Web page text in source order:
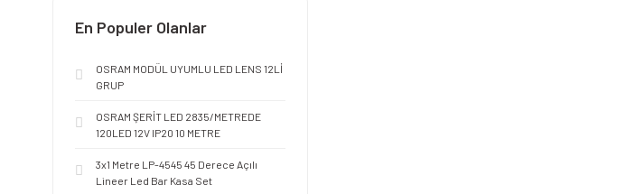
En Populer Olanlar
OSRAM MODÜL UYUMLU LED LENS 12Lİ
GRUP
OSRAM ŞERİT LED 2835/METREDE
120LED 12V IP20 10 METRE
3x1 Metre LP-4545 45 Derece Açılı
Lineer Led Bar Kasa Set